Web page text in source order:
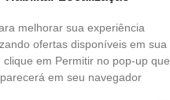
melhorar sua experiência
ofertas disponíveis em sua
clique em Permitir no pop-up que
em seu navegador